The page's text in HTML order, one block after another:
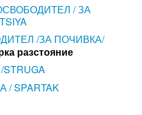
/ ЗА
/ЗА ПОЧИВКА/
разстояние
SPARTAK